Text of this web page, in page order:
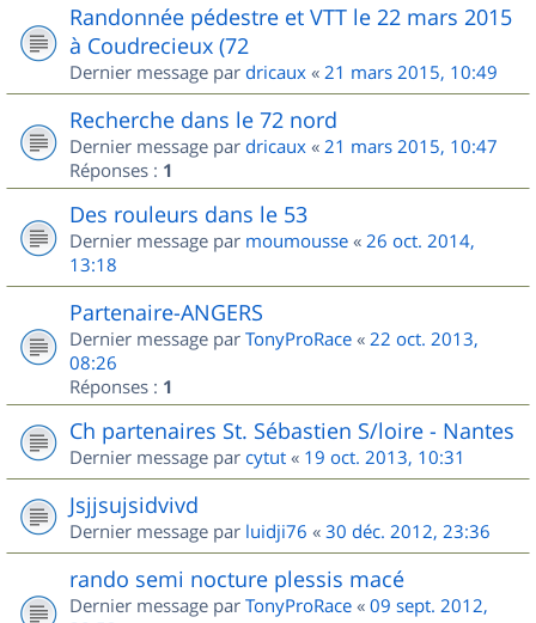
Randonnée pédestre et VTT le 22 mars 2015
à Coudrecieux (72
Dernier message par dricaux « 21 mars 2015, 10:49
Recherche dans le 72 nord
Dernier message par dricaux « 21 mars 2015, 10:47
Réponses : 1
Des rouleurs dans le 53
Dernier message par moumousse « 26 oct. 2014,
13:18
Partenaire-ANGERS
Dernier message par TonyProRace « 22 oct. 2013,
08:26
Réponses : 1
Ch partenaires St. Sébastien S/loire - Nantes
Dernier message par cytut « 19 oct. 2013, 10:31
Jsjjsujsidvivd
Dernier message par luidji76 « 30 déc. 2012, 23:36
rando semi nocture plessis macé
Dernier message par TonyProRace « 09 sept. 2012,